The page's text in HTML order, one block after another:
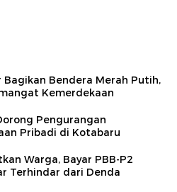
Bendera Merah Putih,
Kemerdekaan
Pengurangan
Pribadi di Kotabaru
Warga, Bayar PBB-P2
Terhindar dari Denda